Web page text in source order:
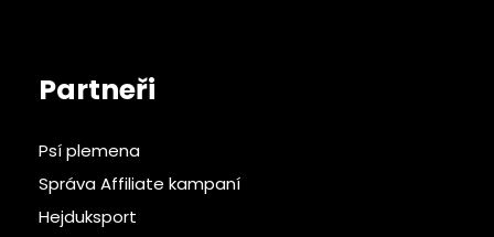
Partneři
Psí plemena
Správa Affiliate kampaní
Hejduksport